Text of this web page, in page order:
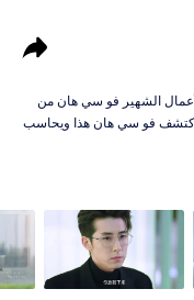
الشهير فو سي هان من
واكتشف فو سي هان هذا ويحاسب